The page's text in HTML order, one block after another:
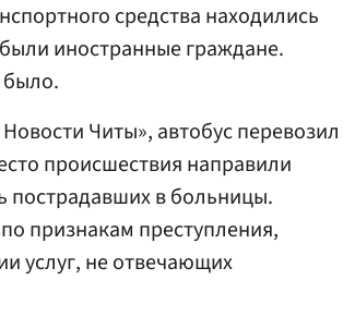
средства находились
иностранные граждане.
было.
Читы», автобус перевозил
происшествия направили
пострадавших в больницы.
признакам преступления,
услуг, не отвечающих